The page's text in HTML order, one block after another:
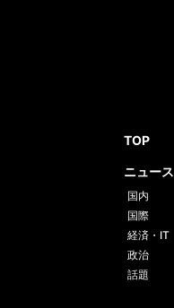
TOP
ニュース
国内
国際
経済・IT
政治
話題